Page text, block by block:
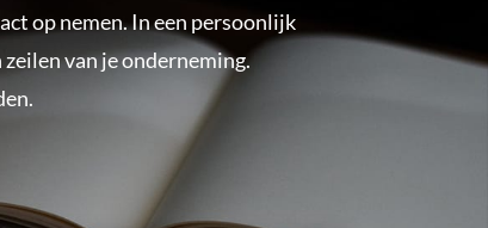
op nemen. In een persoonlijk
van je onderneming.